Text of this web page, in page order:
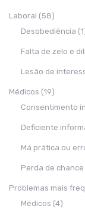
Laboral (58)
Desobediência
Falta de zelo e
Lesão de
Médicos (19)
Consentimento
Deficiente
Má prática ou
Perda de chance
Problemas mais
Médicos (4)